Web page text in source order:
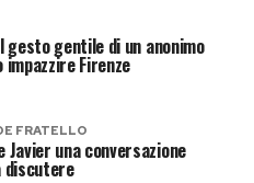
gentile di un anonimo
Firenze
FRATELLO
Javier una conversazione
discutere